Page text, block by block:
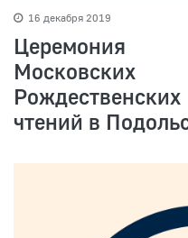
16 декабря 2019
Церемония
чтений в